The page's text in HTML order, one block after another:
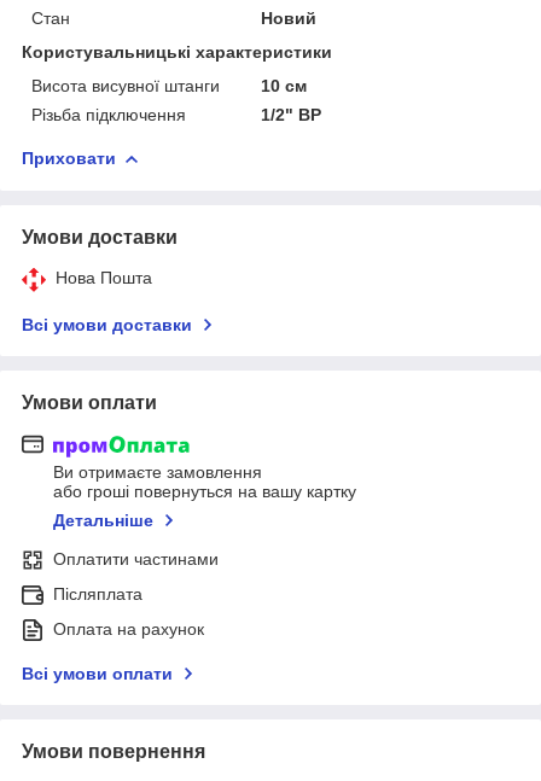
Стан
Новий
Користувальницькі характеристики
Висота висувної штанги
10 см
Різьба підключення
1/2" ВР
Приховати
Умови доставки
Нова Пошта
Всі умови доставки
Умови оплати
Ви отримаєте замовлення
або гроші повернуться на вашу картку
Детальніше
Оплатити частинами
Післяплата
Оплата на рахунок
Всі умови оплати
Умови повернення